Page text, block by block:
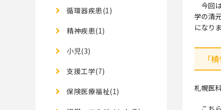
循環器疾患(1)
精神疾患(1)
小児(3)
支援工学(7)
保険医療福祉(1)
今回
学の清
になり
「
札幌医